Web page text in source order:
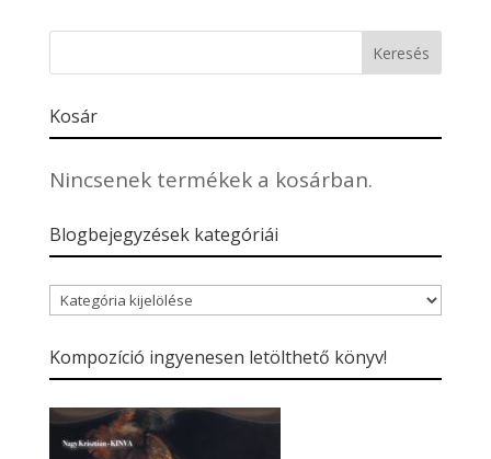
Kosár
Nincsenek termékek a kosárban.
Blogbejegyzések kategóriái
Blogbejegyzések
kategóriái
Kompozíció ingyenesen letölthető könyv!